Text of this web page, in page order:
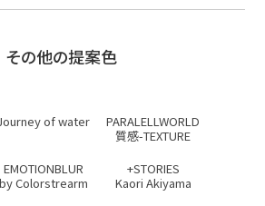
その他の提案色
of water
PARALELLWORLD
質感-TEXTURE
EMOTIONBLUR
by Colorstrearm
+STORIES
Kaori Akiyama